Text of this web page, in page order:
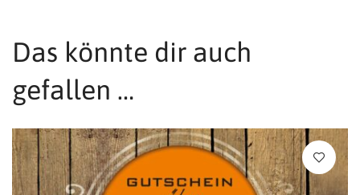
Das könnte dir auch
gefallen …